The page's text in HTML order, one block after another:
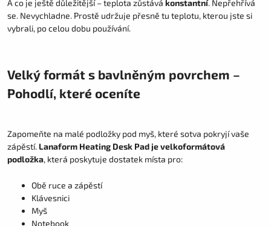
A co je ještě důležitější – teplota zůstává konstantní. Nepřehřívá
se. Nevychladne. Prostě udržuje přesně tu teplotu, kterou jste si
vybrali, po celou dobu používání.
Velký formát s bavlněným povrchem –
Pohodlí, které oceníte
Zapomeňte na malé podložky pod myš, které sotva pokryjí vaše
zápěstí. Lanaform Heating Desk Pad je velkoformátová
podložka, která poskytuje dostatek místa pro:
Obě ruce a zápěstí
Klávesnici
Myš
Notebook